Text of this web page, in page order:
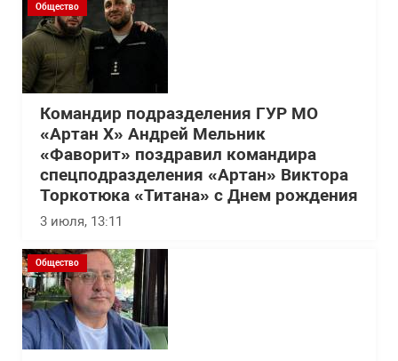
Общество
Командир подразделения ГУР МО
«Артан Х» Андрей Мельник
«Фаворит» поздравил командира
спецподразделения «Артан» Виктора
Торкотюка «Титана» с Днем рождения
3 июля, 13:11
Общество